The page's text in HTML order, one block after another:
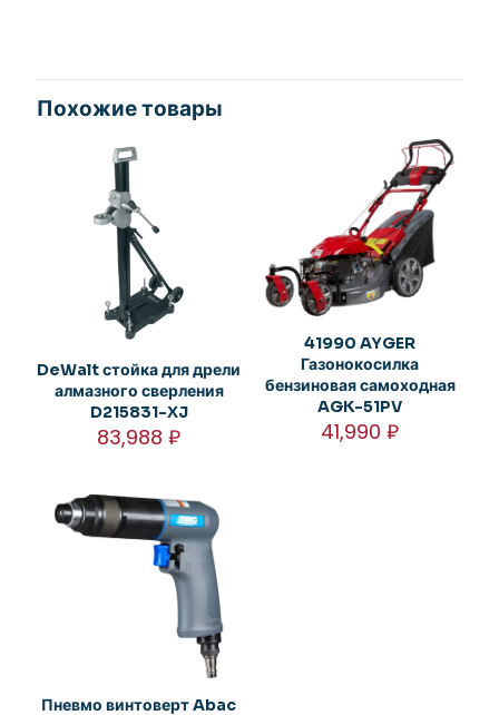
Похожие товары
DeWalt стойка для дрели
алмазного сверления
D215831-XJ
83,988₽
41990 AYGER
Газонокосилка
бензиновая самоходная
AGK-51PV
41,990₽
Пневмо винтоверт Abac